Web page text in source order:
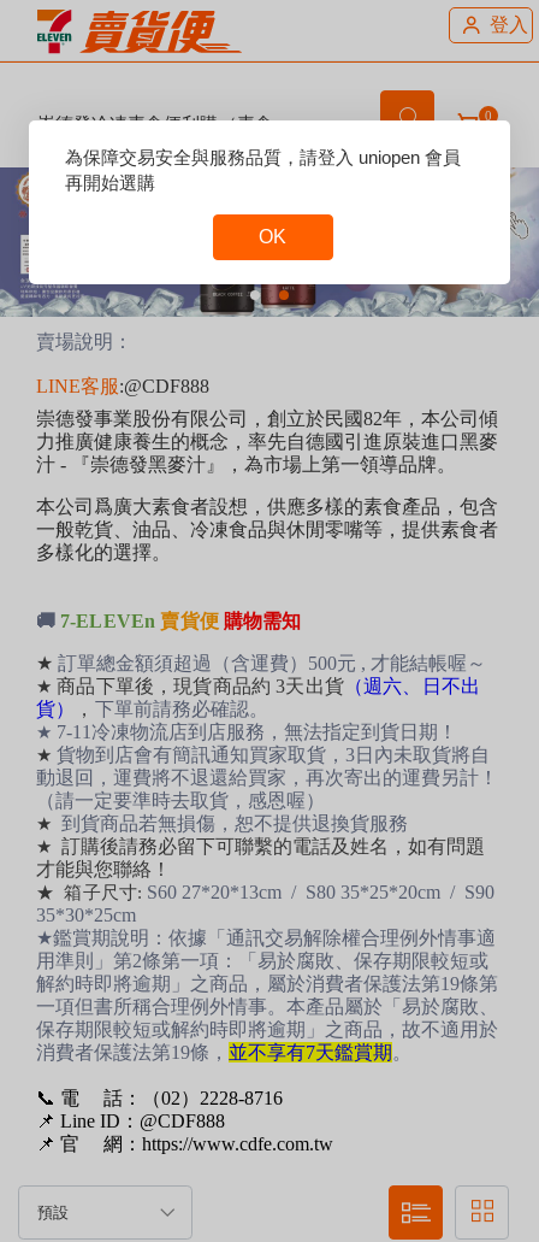
登入
崇德發冷凍素食便利購（素食冷
凍商品）
0
賣場說明：
LINE客服:@CDF888
崇德發事業股份有限公司，創立於民國82年，本公司傾
力推廣健康養生的概念，率先自德國引進原裝進口黑麥
汁 - 『崇德發黑麥汁』，為市場上第一領導品牌。
本公司爲廣大素食者設想，供應多樣的素食產品，包含
一般乾貨、油品、冷凍食品與休閒零嘴等，提供素食者
多樣化的選擇。
🚚 7-ELEVEn 賣貨便 購物需知
★ 訂單總金額須超過（含運費）500元 , 才能結帳喔～
★ 商品下單後，現貨商品約 3天出貨（週六、日不出
貨）
， 下單前請務必確認。
★ 7-11冷凍物流店到店服務，無法指定到貨日期！
★ 貨物到店會有簡訊通知買家取貨，3日內未取貨將自
動退回，運費將不退還給買家，再次寄出的運費另計！
（請一定要準時去取貨，感恩喔）
★ 到貨商品若無損傷，恕不提供退換貨服務
★ 訂購後請務必留下可聯繫的電話及姓名，如有問題
才能與您聯絡！
★ 箱子尺寸: S60 27*20*13cm / S80 35*25*20cm / S90
35*30*25cm
★鑑賞期說明：依據「通訊交易解除權合理例外情事適
用準則」第2條第一項：「易於腐敗、保存期限較短或
解約時即將逾期」之商品，屬於消費者保護法第19條第
一項但書所稱合理例外情事。本產品屬於「易於腐敗、
保存期限較短或解約時即將逾期」之商品，故不適用於
消費者保護法第19條， 並不享有7天鑑賞期。
📞 電 話：（02）2228-8716
📌 Line ID：@CDF888
📌 官 網： https://www.cdfe.com.tw
Reset
Focus
為保障交易安全與服務品質，請登入 uniopen 會員
再開始選購
OK
Focus